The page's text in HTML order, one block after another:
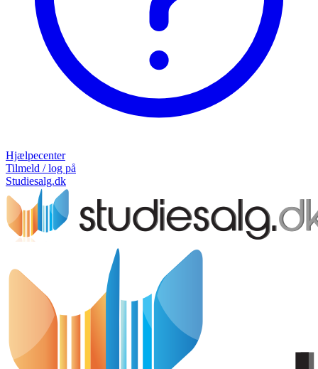
Hjælpecenter
Tilmeld / log på
Studiesalg.dk